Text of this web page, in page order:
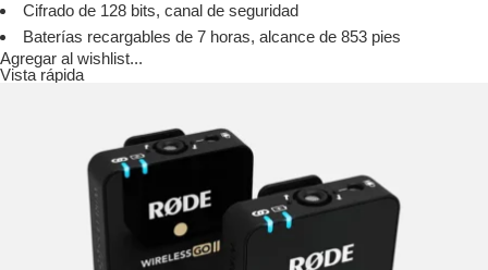
Cifrado de 128 bits, canal de seguridad
Baterías recargables de 7 horas, alcance de 853 pies
Agregar al wishlist...
Vista rápida